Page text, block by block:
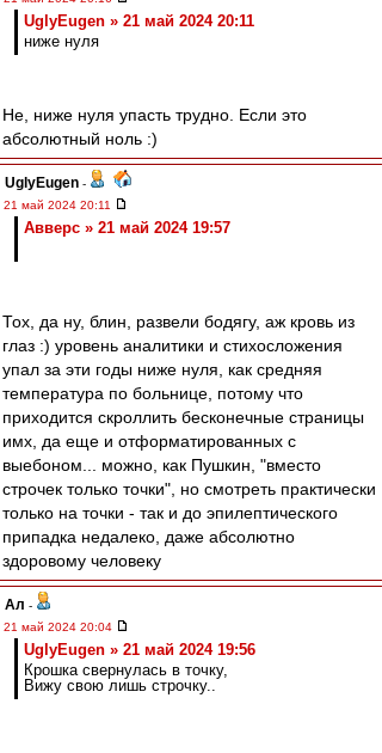
UglyEugen » 21 май 2024 20:11
ниже нуля
Не, ниже нуля упасть трудно. Если это
абсолютный ноль :)
UglyEugen -
21 май 2024 20:11
Авверс » 21 май 2024 19:57
Тох, да ну, блин, развели бодягу, аж кровь из
глаз :) уровень аналитики и стихосложения
упал за эти годы ниже нуля, как средняя
температура по больнице, потому что
приходится скроллить бесконечные страницы
имх, да еще и отформатированных с
выебоном... можно, как Пушкин, "вместо
строчек только точки", но смотреть практически
только на точки - так и до эпилептического
припадка недалеко, даже абсолютно
здоровому человеку
Ал -
21 май 2024 20:04
UglyEugen » 21 май 2024 19:56
Крошка свернулась в точку,
Вижу свою лишь строчку..